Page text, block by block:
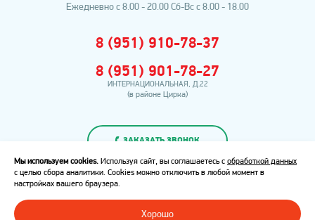
Ежедневно с 8.00 - 20.00Сб-Вс с 8.00 - 18.00
Политика
конфиденциальности
8 (951) 910-78-37
8 (951) 901-78-27
ИНТЕРНАЦИОНАЛЬНАЯ, Д.22
(в районе Цирка)
ЗАКАЗАТЬ ЗВОНОК
Мы используем cookies. Используя сайт, вы соглашаетесь с обработкой данных
с целью сбора аналитики. Cookies можно отключить в любой момент в
настройках вашего браузера.
Хорошо